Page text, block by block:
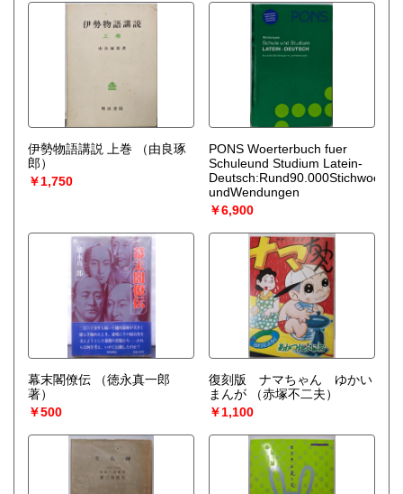
伊勢物語講説 上巻
（由良琢
郎）
￥1,750
PONS Woerterbuch fuer
Schuleund Studium Latein-
Deutsch:Rund90.000Stichwoerter
undWendungen
￥6,900
幕末閣僚伝
（徳永真一郎
著）
￥500
復刻版 ナマちゃん ゆかい
まんが
（赤塚不二夫）
￥1,100